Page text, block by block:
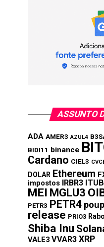
ASSUNTO
ADA AMER3 AZUL4
BIDI11 binance
Cardano CIEL3
DOLAR Ethereum
impostos IRBR3
MEI MGLU3
PETR3 PETR4
release PRIO3
Shiba Inu
VALE3 VVAR3 XRP